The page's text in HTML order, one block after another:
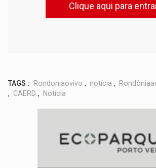
Clique aqui para
TAGS : Rondoniaovivo , notícia ,
, CAERD , Notícia